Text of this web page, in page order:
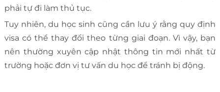
phải tự đi làm thủ tục.
Tuy nhiên, du học sinh cũng cần lưu ý rằng quy định
visa có thể thay đổi theo từng giai đoạn. Vì vậy, bạn
nên thường xuyên cập nhật thông tin mới nhất từ
trường hoặc đơn vị tư vấn du học để tránh bị động.